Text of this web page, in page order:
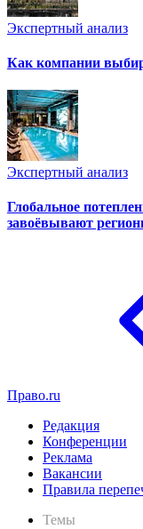
Экспертный анализ
Как компании
Экспертный анализ
Глобальное
завоёвывают
Право.ru
Редакция
Конференции
Реклама
Вакансии
Правила
Темы